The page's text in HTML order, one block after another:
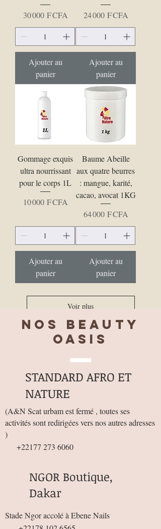
Prix
30 000 F CFA
Ajouter au
panier
Prix
24 000 F CFA
Ajouter au
panier
Gommage exquis
ultra nourrissant
pour le corps 1L
Prix
10 000 F CFA
Ajouter au
panier
Baume Abeille
aux quatre beurres
: mangue, karité,
cacao, avocat 1KG
Prix
64 000 F CFA
Ajouter au
panier
Voir plus
Nos BEAUTY
OASIS
STANDARD AFRO ET
NATURE
(A&N Scat urbam est fermé , toutes ses
activités sont redirigées vers nos autres adresses
)
+22177 273 6060
NGOR Boutique,
Dakar
Stade Ngor accolé à Ebene Nails